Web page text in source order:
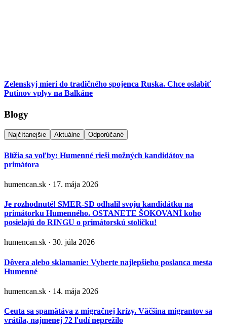
Zelenskyj mieri do tradičného spojenca Ruska. Chce oslabiť
Putinov vplyv na Balkáne
Blogy
Najčítanejšie Aktuálne Odporúčané
Blížia sa voľby: Humenné rieši možných kandidátov na
primátora
humencan.sk · 17. mája 2026
Je rozhodnuté! SMER-SD odhalil svoju kandidátku na
primátorku Humenného. OSTANETE ŠOKOVANÍ koho
posielajú do RINGU o primátorskú stoličku!
humencan.sk · 30. júla 2026
Dôvera alebo sklamanie: Vyberte najlepšieho poslanca mesta
Humenné
humencan.sk · 14. mája 2026
Ceuta sa spamätáva z migračnej krízy. Väčšina migrantov sa
vrátila, najmenej 72 ľudí neprežilo